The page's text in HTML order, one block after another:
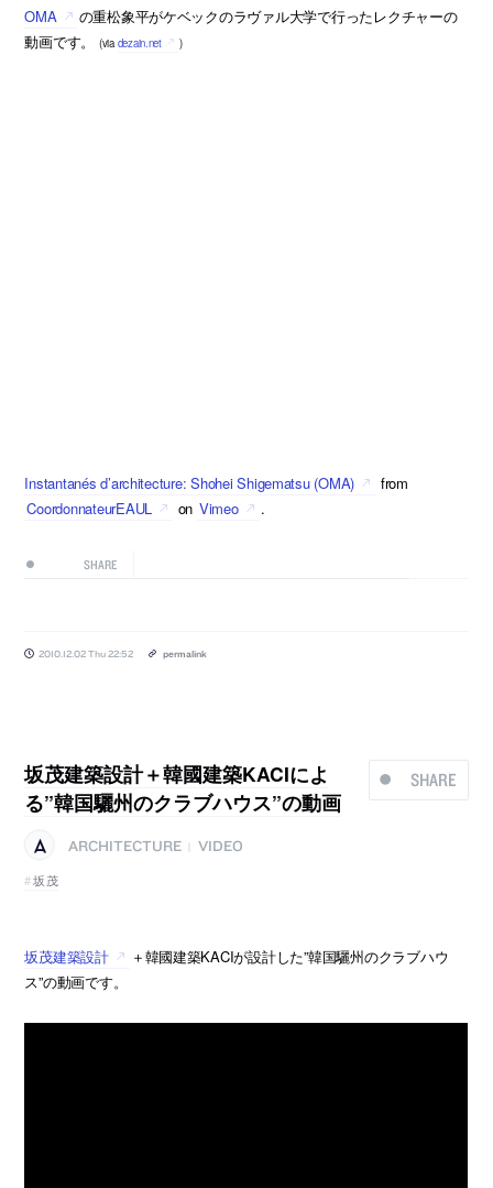
OMA
の重松象平がケベックのラヴァル大学で行ったレクチャーの
動画です。
(viadezain.net )
Instantanés d’architecture: Shohei Shigematsu (OMA)
from
CoordonnateurEAUL
on Vimeo .
SHARE
2010.12.02 Thu 22:52 permalink
SHARE
坂茂建築設計＋韓國建築KACIによ
る”韓国驪州のクラブハウス”の動画
ARCHITECTURE
VIDEO
坂茂
坂茂建築設計
＋韓國建築KACIが設計した”韓国驪州のクラブハウ
ス”の動画です。